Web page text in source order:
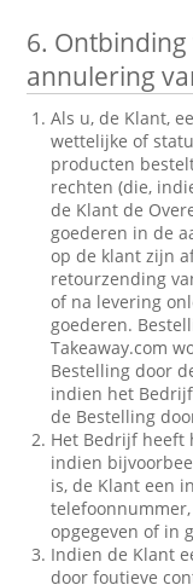
6.
annulering
Als u, de Klant,
wettelijke of
producten
rechten (die,
de Klant de
goederen in de
op de klant zijn
retourzending
of na levering
goederen.
Takeaway.com
Bestelling door
indien het
de Bestelling
Het Bedrijf heeft
indien
is, de Klant een
opgegeven of in
Indien de Klant
door foutieve